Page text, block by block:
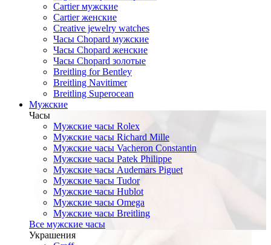
Cartier мужские
Cartier женские
Creative jewelry watches
Часы Chopard мужские
Часы Сhopard женские
Часы Сhopard золотые
Breitling for Bentley
Breitling Navitimer
Breitling Superocean
Мужские
Часы
Мужские часы Rolex
Мужские часы Richard Mille
Мужские часы Vacheron Constantin
Мужские часы Patek Philippe
Мужские часы Audemars Piguet
Мужские часы Tudor
Мужские часы Hublot
Мужские часы Omega
Мужские часы Breitling
Все мужские часы
Украшения